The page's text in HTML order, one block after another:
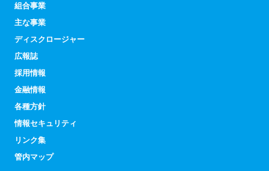
組合事業
主な事業
ディスクロージャー
広報誌
採用情報
金融情報
各種方針
情報セキュリティ
リンク集
管内マップ